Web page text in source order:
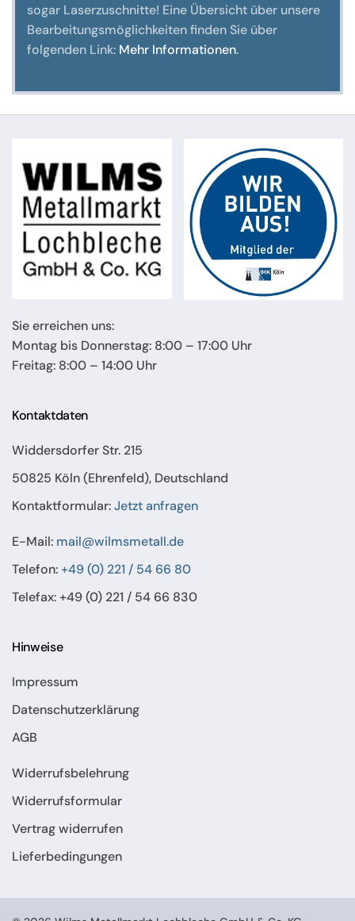
sogar Laserzuschnitte! Eine Übersicht über unsere
Bearbeitungsmöglichkeiten finden Sie über
folgenden Link: Mehr Informationen.
Sie erreichen uns:
Montag bis Donnerstag: 8:00 – 17:00 Uhr
Freitag: 8:00 – 14:00 Uhr
Kontaktdaten
Widdersdorfer Str. 215
50825 Köln (Ehrenfeld), Deutschland
Kontaktformular:Jetzt anfragen
E-Mail: mail@wilmsmetall.de
Telefon:+49 (0) 221 / 54 66 80
Telefax: +49 (0) 221 / 54 66 830
Hinweise
Impressum
Datenschutzerklärung
AGB
Widerrufsbelehrung
Widerrufsformular
Vertrag widerrufen
Lieferbedingungen